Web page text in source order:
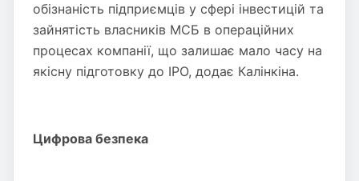
обізнаність підприємців у сфері інвестицій та
зайнятість власників МСБ в операційних
процесах компанії, що залишає мало часу на
якісну підготовку до IPO, додає Калінкіна.
Цифрова безпека